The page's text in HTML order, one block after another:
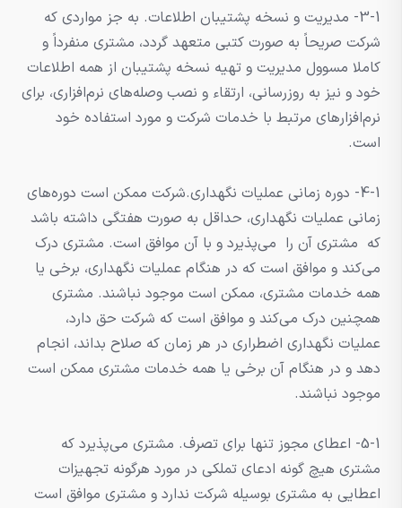
3-1- مدیریت و نسخه پشتیبان اطلاعات. به جز مواردی که
شرکت صریحاً به صورت کتبی متعهد گردد، مشتری منفرداً و
کاملا مسوول مدیریت و تهیه نسخه پشتیبان از همه اطلاعات
خود و نیز به روزرسانی، ارتقاء و نصب وصله‌های نرم‌افزاری، برای
نرم‌افزارهای مرتبط با خدمات شرکت و مورد استفاده خود
است.
4-1- دوره زمانی عملیات نگهداری.شرکت ممکن است دوره‌های
زمانی عملیات نگهداری، حداقل به صورت هفتگی داشته باشد
که مشتری آن را می‌پذیرد و با آن موافق است. مشتری درک
می‌کند و موافق است که در هنگام عملیات نگهداری، برخی یا
همه خدمات مشتری، ممکن است موجود نباشند. مشتری
همچنین درک می‌کند و موافق است که شرکت حق دارد،
عملیات نگهداری اضطراری در هر زمان که صلاح بداند، انجام
دهد و در هنگام آن برخی یا همه خدمات مشتری ممکن است
موجود نباشند.
5-1- اعطای مجوز تنها برای تصرف. مشتری می‌پذیرد که
مشتری هیچ گونه ادعای تملکی در مورد هرگونه تجهیزات
اعطایی به مشتری بوسیله شرکت ندارد و مشتری موافق است